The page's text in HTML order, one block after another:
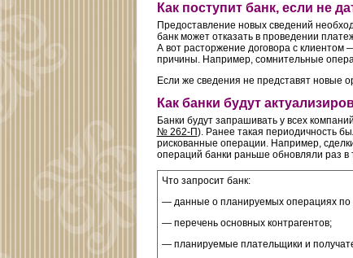
Как поступит банк, если не
Предоставление новых сведений
банк может отказать в проведении
А вот расторжение договора с
причины. Например, сомнительные
Если же сведения не представят новые
Как банки будут
Банки будут запрашивать у всех
№ 262-П). Ранее такая периодичность
рискованные операции. Например,
операций банки раньше обновляли раз в
Что запросит банк:
— данные о планируемых операциях по
— перечень основных контрагентов;
— планируемые плательщики и